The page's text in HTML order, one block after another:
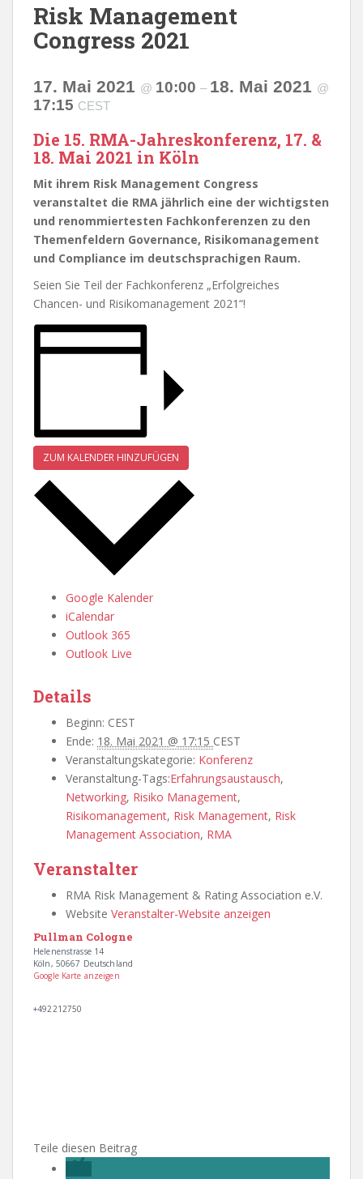
Risk Management
Congress 2021
17. Mai 2021 @ 10:00 – 18. Mai 2021 @
17:15 CEST
Die 15. RMA-Jahreskonferenz, 17. &
18. Mai 2021 in Köln
Mit ihrem Risk Management Congress
veranstaltet die RMA jährlich eine der wichtigsten
und renommiertesten Fachkonferenzen zu den
Themenfeldern Governance, Risikomanagement
und Compliance im deutschsprachigen Raum.
Seien Sie Teil der Fachkonferenz „Erfolgreiches
Chancen- und Risikomanagement 2021“!
ZUM KALENDER HINZUFÜGEN
Google Kalender
iCalendar
Outlook 365
Outlook Live
Details
Beginn: CEST
Ende: 18. Mai 2021 @ 17:15 CEST
Veranstaltungskategorie: Konferenz
Veranstaltung-Tags:Erfahrungsaustausch,
Networking, Risiko Management,
Risikomanagement, Risk Management, Risk
Management Association, RMA
Veranstalter
RMA Risk Management & Rating Association e.V.
Website Veranstalter-Website anzeigen
Pullman Cologne
Helenenstrasse 14
Köln, 50667 Deutschland
Google Karte anzeigen
+492212750
Teile diesen Beitrag